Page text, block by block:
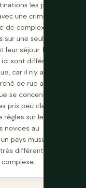
les plus
une criminalité
de complexe qui
une seule île
séjour. Les
sont différents
car il n'y a pas
de rue animé à
se concentre
prix peu clairs des
sur les îles
novices au
pays musulman
différentes une